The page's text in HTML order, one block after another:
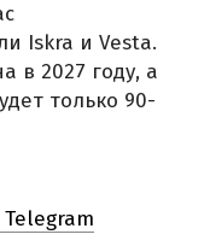
Iskra и Vesta.
в 2027 году, а
только 90-